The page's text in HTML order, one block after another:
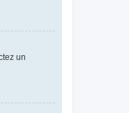
un